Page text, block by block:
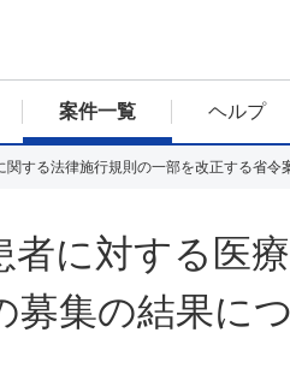
案件一覧 ヘルプ
する法律施行規則の一部を改正する省令
に対する医
募集の結果に